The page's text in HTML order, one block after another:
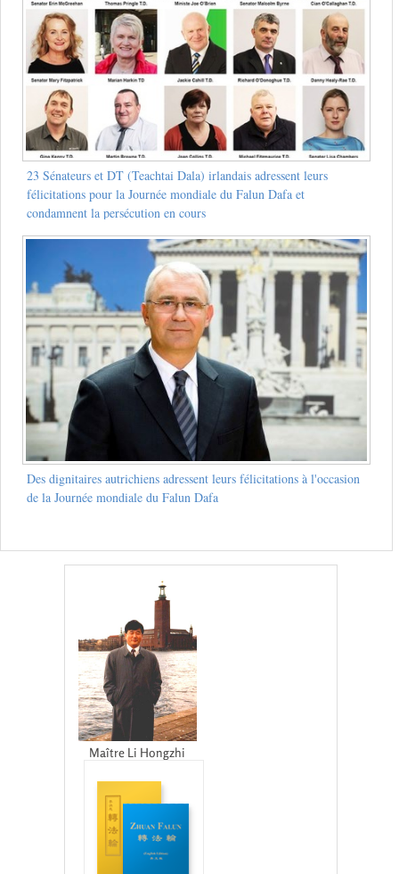
23 Sénateurs et DT (Teachtai Dala) irlandais adressent leurs
félicitations pour la Journée mondiale du Falun Dafa et
condamnent la persécution en cours
Des dignitaires autrichiens adressent leurs félicitations à l'occasion
de la Journée mondiale du Falun Dafa
Maître Li Hongzhi